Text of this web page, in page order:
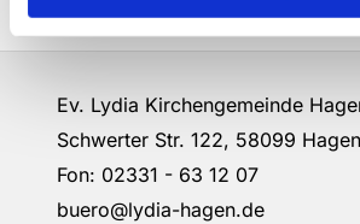
Ev. Lydia Kirchengemeinde
Schwerter Str. 122, 58099 Hagen
Fon: 02331 - 63 12 07
buero@lydia-hagen.de